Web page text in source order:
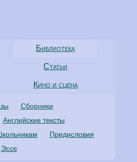
Библиотека
Статьи
Кино и сцена
Сборники
Английские тексты
Предисловия
Эссе